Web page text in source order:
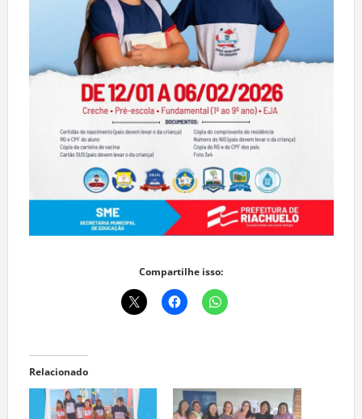
Compartilhe isso:
Relacionado